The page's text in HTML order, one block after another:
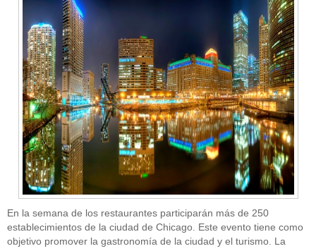
En la semana de los restaurantes participarán más de 250
establecimientos de la ciudad de Chicago. Este evento tiene como
objetivo promover la gastronomía de la ciudad y el turismo. La